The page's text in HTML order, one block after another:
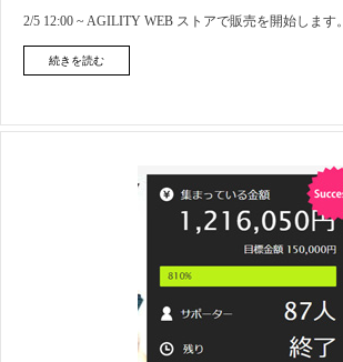
2/5 12:00 ~ AGILITY WEB ストアで販売を開始します。
続きを読む